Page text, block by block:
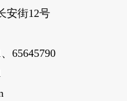
街12号
65645790